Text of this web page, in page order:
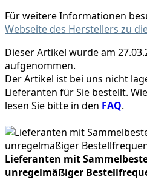
Für weitere Informationen
Webseite des Herstellers zu
Dieser Artikel wurde am
aufgenommen.
Der Artikel ist bei uns nicht
Lieferanten für Sie bestellt.
lesen Sie bitte in den FAQ.
Lieferanten mit
unregelmäßiger